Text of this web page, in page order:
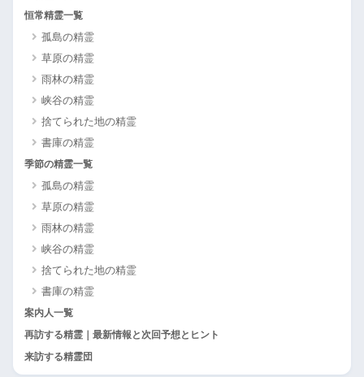
恒常精霊一覧
孤島の精霊
草原の精霊
雨林の精霊
峡谷の精霊
捨てられた地の精霊
書庫の精霊
季節の精霊一覧
孤島の精霊
草原の精霊
雨林の精霊
峡谷の精霊
捨てられた地の精霊
書庫の精霊
案内人一覧
再訪する精霊｜最新情報と次回予想とヒント
来訪する精霊団